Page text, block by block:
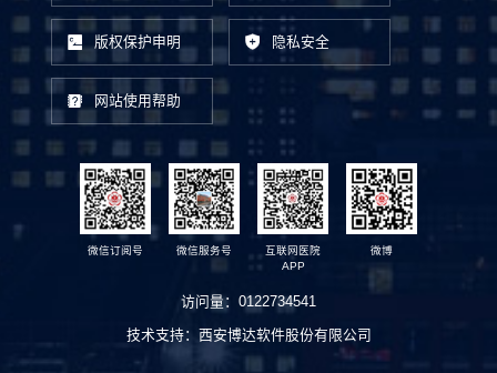
版权保护申明 隐私安全
网站使用帮助
微信订阅号 微信服务号
互联网医院
APP
微博
访问量： 0122734541
技术支持： 西安博达软件股份有限公司